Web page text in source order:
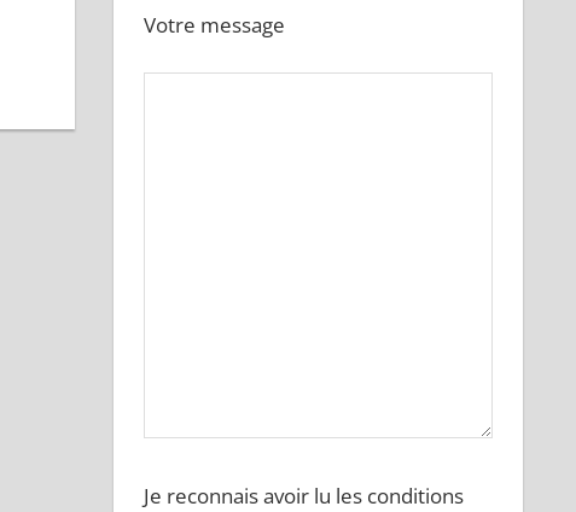
Votre message
Je reconnais avoir lu les conditions